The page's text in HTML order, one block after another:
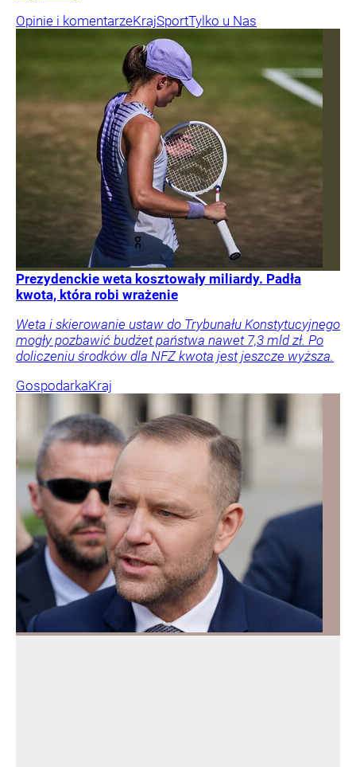
Opinie i komentarzeKrajSportTylko u Nas
Prezydenckie weta kosztowały miliardy. Padła
kwota, która robi wrażenie
Weta i skierowanie ustaw do Trybunału Konstytucyjnego
mogły pozbawić budżet państwa nawet 7,3 mld zł. Po
doliczeniu środków dla NFZ kwota jest jeszcze wyższa.
GospodarkaKraj